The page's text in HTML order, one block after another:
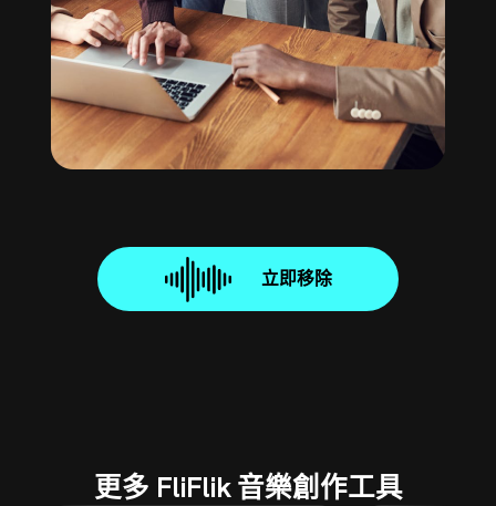
立即移除
更多 FliFlik 音樂創作工具